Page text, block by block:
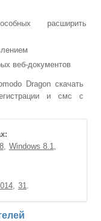
расширить
веб-документов
Dragon скачать
и смс с
Windows 8.1
31